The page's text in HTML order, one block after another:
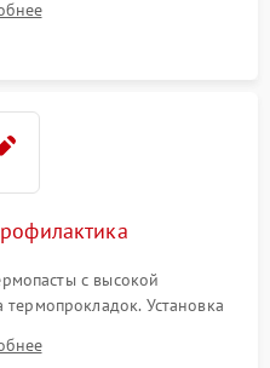
портов USB
с высокой
Установка
Предварительная